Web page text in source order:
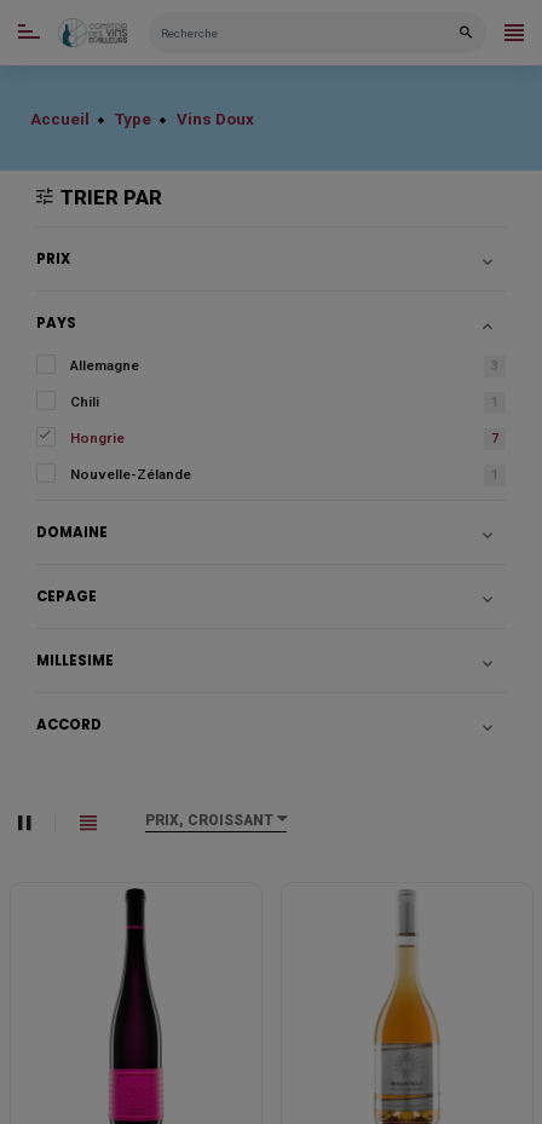
CATÉGORIES
Accueil Type Vins Doux
TRIER PAR
PRIX 
PAYS 
Allemagne 3
Chili 1
 Hongrie 7
Nouvelle-Zélande 1
DOMAINE 
CÉPAGE 
MILLÉSIME 
ACCORD 
PRIX, CROISSANT